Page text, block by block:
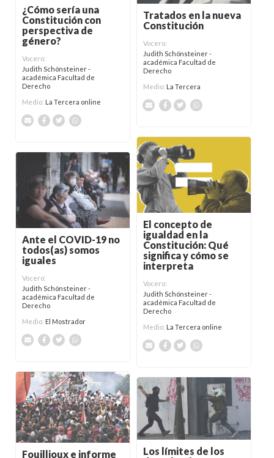
Tratados en la nueva
Constitución
Vocero:
Judith Schönsteiner -
académica Facultad de
Derecho
Medio: La Tercera
¿Cómo sería una
Constitución con
perspectiva de
género?
Vocero:
Judith Schönsteiner -
académica Facultad de
Derecho
Medio: La Tercera online
El concepto de
igualdad en la
Constitución: Qué
significa y cómo se
interpreta
Vocero:
Judith Schönsteiner -
académica Facultad de
Derecho
Medio: La Tercera online
Ante el COVID-19 no
todos(as) somos
iguales
Vocero:
Judith Schönsteiner -
académica Facultad de
Derecho
Medio: El Mostrador
Fouillioux e informe
Los límites de los